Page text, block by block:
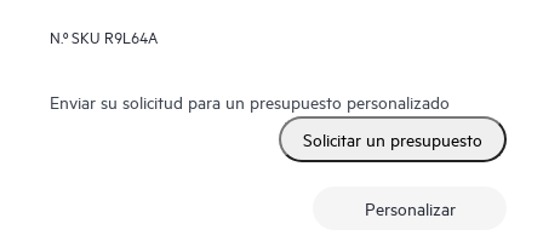
características adicionales. Se trata de un conmutador
DRNI e IRF, para mayor resiliencia, características de calidad
de servicio que mejoran la fiabilidad, iNQA, que brinda
visibilidad de capacidad y rendimiento del estado de la red
seguridad cifrada global, y fuentes de alimentación
N.º SKU R9L64A
Enviar su solicitud para un presupuesto personalizado
Solicitar un presupuesto
Personalizar